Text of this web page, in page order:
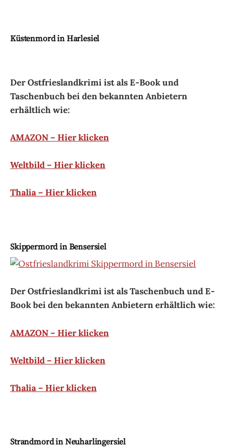
Küstenmord in Harlesiel
Der Ostfrieslandkrimi ist als E-Book und
Taschenbuch bei den bekannten Anbietern
erhältlich wie:
AMAZON – Hier klicken
Weltbild – Hier klicken
Thalia – Hier klicken
Skippermord in Bensersiel
Der Ostfrieslandkrimi ist als Taschenbuch und E-
Book bei den bekannten Anbietern erhältlich wie:
AMAZON – Hier klicken
Weltbild – Hier klicken
Thalia – Hier klicken
Strandmord in Neuharlingersiel